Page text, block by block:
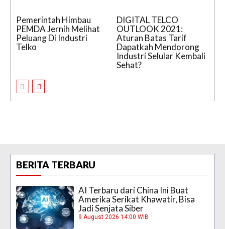
Pemerintah Himbau
PEMDA Jernih Melihat
Peluang Di Industri
Telko
DIGITAL TELCO
OUTLOOK 2021:
Aturan Batas Tarif
Dapatkah Mendorong
Industri Selular Kembali
Sehat?
BERITA TERBARU
AI Terbaru dari China Ini Buat
Amerika Serikat Khawatir, Bisa
Jadi Senjata Siber
9 August 2026 14:00 WIB